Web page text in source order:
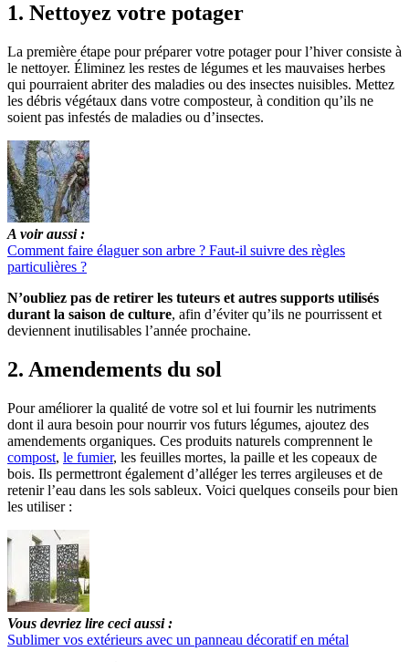
1. Nettoyez votre potager
La première étape pour préparer votre potager pour l’hiver consiste à
le nettoyer. Éliminez les restes de légumes et les mauvaises herbes
qui pourraient abriter des maladies ou des insectes nuisibles. Mettez
les débris végétaux dans votre composteur, à condition qu’ils ne
soient pas infestés de maladies ou d’insectes.
A voir aussi :
Comment faire élaguer son arbre ? Faut-il suivre des règles
particulières ?
N’oubliez pas de retirer les tuteurs et autres supports utilisés
durant la saison de culture, afin d’éviter qu’ils ne pourrissent et
deviennent inutilisables l’année prochaine.
2. Amendements du sol
Pour améliorer la qualité de votre sol et lui fournir les nutriments
dont il aura besoin pour nourrir vos futurs légumes, ajoutez des
amendements organiques. Ces produits naturels comprennent le
compost, le fumier, les feuilles mortes, la paille et les copeaux de
bois. Ils permettront également d’alléger les terres argileuses et de
retenir l’eau dans les sols sableux. Voici quelques conseils pour bien
les utiliser :
Vous devriez lire ceci aussi :
Sublimer vos extérieurs avec un panneau décoratif en métal